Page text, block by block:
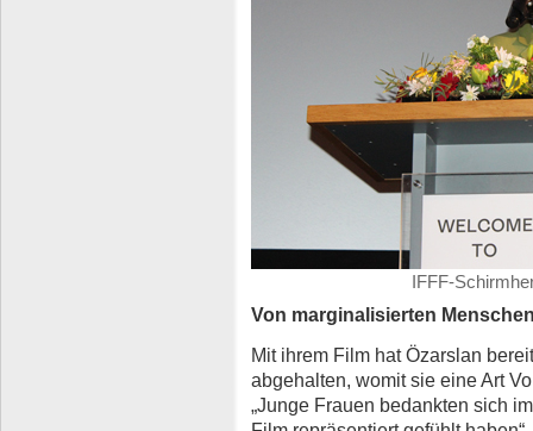
IFFF-
Von marginalisierten
Mit ihrem Film hat Özarslan
abgehalten, womit sie eine Art
„Junge Frauen bedankten sich